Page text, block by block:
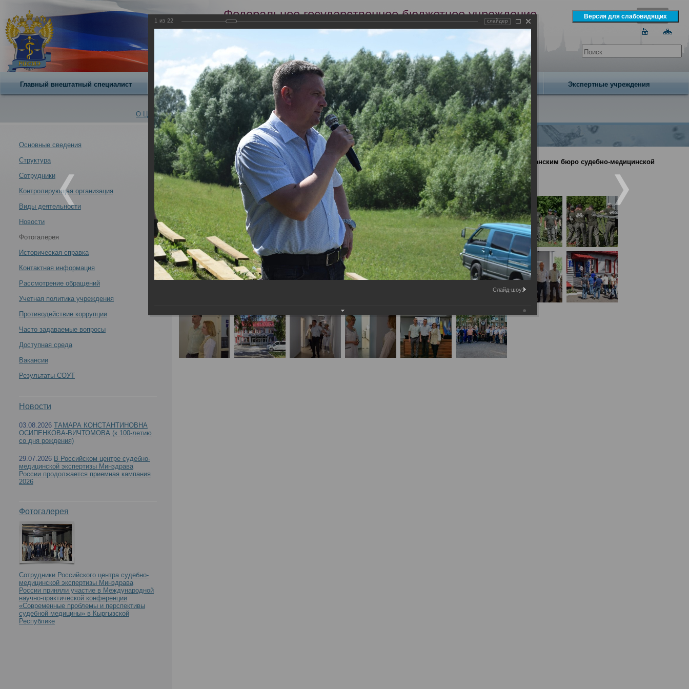
Федеральное государственное бюджетное учреждение
Российский центр судебно-медицинской экспертизы
Минздрава России
Сегодня 6 августа 2026 года
Главный внештатный специалист О центре Научная деятельность Экспертиза Образование Издательство Экспертные учреждения
О Центре -
Участие сотрудников РЦСМЭ в тактико-специальных
учениях по ликвидации ЧС, проведенных
Республиканским бюро судебно-медицинской
экспертизы Минздрава Чувашской Республики
Участие сотрудников РЦСМЭ в тактико-специальных учениях по ликвидации ЧС, проведенных Республиканским бюро судебно-медицинской
Основные сведения
Структура
Сотрудники
Контролирующая организация
Виды деятельности
Новости
Фотогалерея
Историческая справка
Контактная информация
Рассмотрение обращений
Учетная политика учреждения
Противодействие коррупции
Часто задаваемые вопросы
Доступная среда
Вакансии
Результаты СОУТ
Новости
03.08.2026 ТАМАРА КОНСТАНТИНОВНА
ОСИПЕНКОВА-ВИЧТОМОВА (к 100-летию
со дня рождения)
29.07.2026 В Российском центре судебно-
медицинской экспертизы Минздрава
России продолжается приемная кампания
2026
Фотогалерея
Сотрудники Российского центра судебно-
медицинской экспертизы Минздрава
России приняли участие в Международной
научно-практической конференции
«Современные проблемы и перспективы
судебной медицины» в Кыргызской
Республике
Альбомы
Участие сотрудников РЦСМЭ в тактико-специальных учениях по ликвидации ЧС, проведенных Республиканским бюро судебно-медицинской
экспертизы Минздрава Чувашской Республики 15.06.2024
19.06.2024
1 из 22 слайдер
Слайд-шоу: